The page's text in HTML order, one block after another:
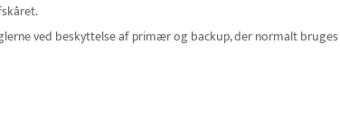
ved beskyttelse af primær og backup, der normalt bruges